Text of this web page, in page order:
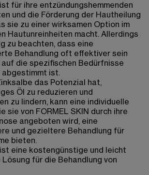
für ihre entzündungshemmenden
und die Förderung der Hautheilung
sie zu einer wirksamen Option im
Hautunreinheiten macht. Allerdings
zu beachten, dass eine
Behandlung oft effektiver sein
auf die spezifischen Bedürfnisse
abgestimmt ist.
das Potenzial hat,
Öl zu reduzieren und
zu lindern, kann eine individuelle
sie von FORMEL SKIN durch ihre
angeboten wird, eine
und gezieltere Behandlung für
bieten.
eine kostengünstige und leicht
für die Behandlung von